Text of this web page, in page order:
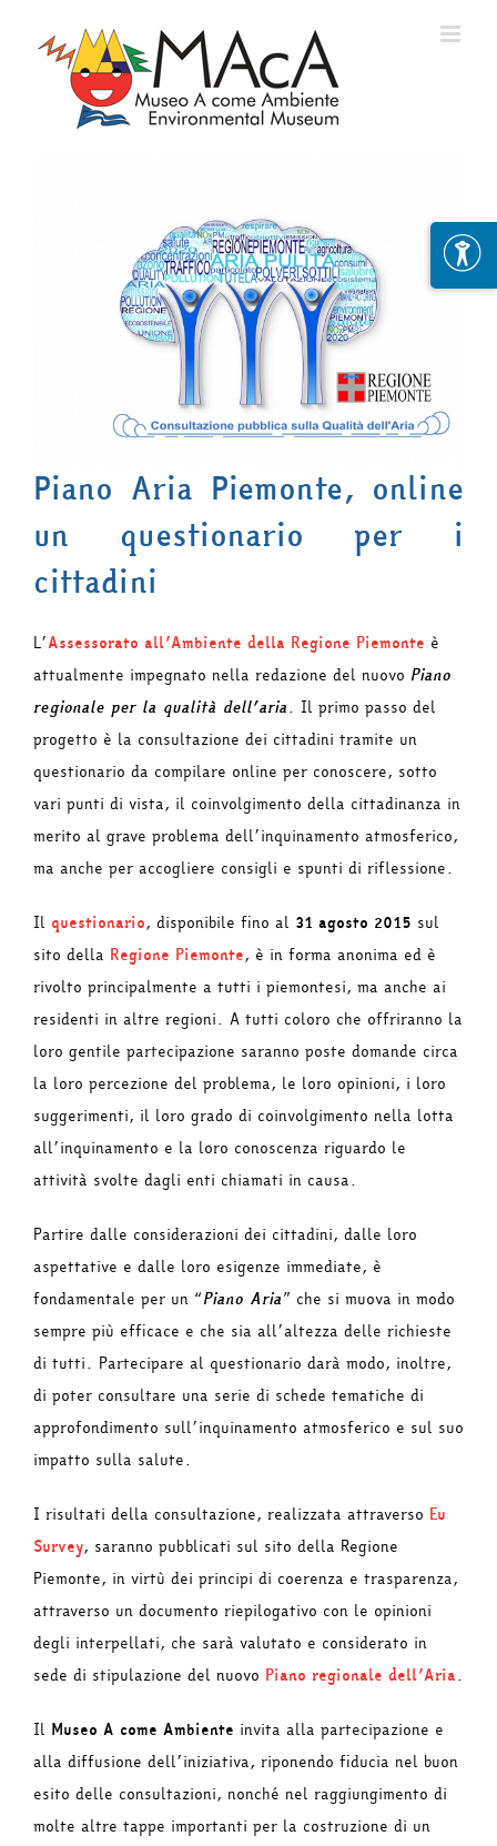
Piano Aria Piemonte, online
un questionario per i
cittadini
L’Assessorato all’Ambiente della Regione Piemonte è
attualmente impegnato nella redazione del nuovo Piano
regionale per la qualità dell’aria. Il primo passo del
progetto è la consultazione dei cittadini tramite un
questionario da compilare online per conoscere, sotto
vari punti di vista, il coinvolgimento della cittadinanza in
merito al grave problema dell’inquinamento atmosferico,
ma anche per accogliere consigli e spunti di riflessione.
Il questionario, disponibile fino al 31 agosto 2015 sul
sito della Regione Piemonte, è in forma anonima ed è
rivolto principalmente a tutti i piemontesi, ma anche ai
residenti in altre regioni. A tutti coloro che offriranno la
loro gentile partecipazione saranno poste domande circa
la loro percezione del problema, le loro opinioni, i loro
suggerimenti, il loro grado di coinvolgimento nella lotta
all’inquinamento e la loro conoscenza riguardo le
attività svolte dagli enti chiamati in causa.
Partire dalle considerazioni dei cittadini, dalle loro
aspettative e dalle loro esigenze immediate, è
fondamentale per un “Piano Aria” che si muova in modo
sempre più efficace e che sia all’altezza delle richieste
di tutti. Partecipare al questionario darà modo, inoltre,
di poter consultare una serie di schede tematiche di
approfondimento sull’inquinamento atmosferico e sul suo
impatto sulla salute.
I risultati della consultazione, realizzata attraverso Eu
Survey, saranno pubblicati sul sito della Regione
Piemonte, in virtù dei principi di coerenza e trasparenza,
attraverso un documento riepilogativo con le opinioni
degli interpellati, che sarà valutato e considerato in
sede di stipulazione del nuovo Piano regionale dell’Aria.
Il Museo A come Ambiente invita alla partecipazione e
alla diffusione dell’iniziativa, riponendo fiducia nel buon
esito delle consultazioni, nonché nel raggiungimento di
molte altre tappe importanti per la costruzione di un